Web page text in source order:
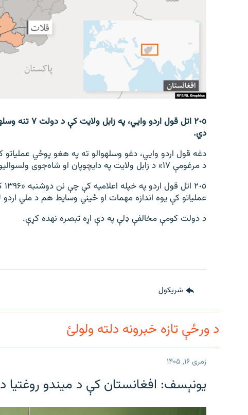
دي.
د مرغومې ۱۷» د زابل ولايت په دای‎چوپان او شاه‌جوی ولسواليو کې وشول.
عملياتو کې يوه اندازه مهمات او ځيني وسايط هم د ملي
د دولت کومې مخالفې ډلې په دې اړه تبصره نه‎ده کړې.
شريکول
د ورځې تازه خبرونه دلته ولولئ
زمری ۱۶, ۱۴۰۵
یونېسف: افغانستان کې د میندو روغتیا د